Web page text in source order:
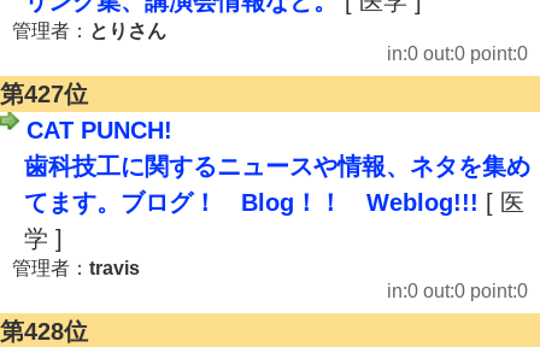
管理者： とりさん
in:0 out:0 point:0
第427位
CAT PUNCH!
歯科技工に関するニュースや情報、ネタを集め
てます。ブログ！ Blog！！ Weblog!!! [ 医
学 ]
管理者： travis
in:0 out:0 point:0
第428位